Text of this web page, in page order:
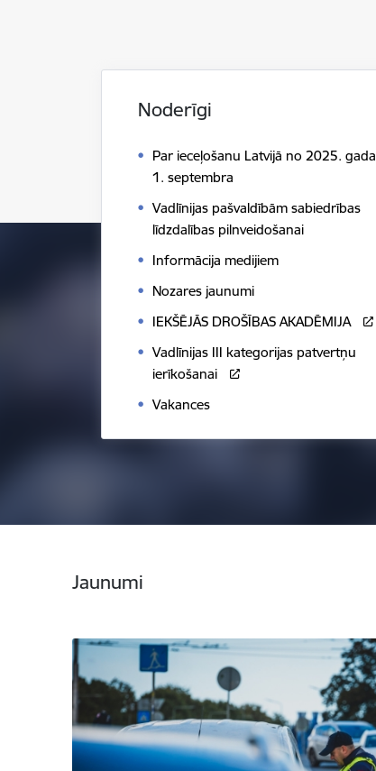
Noderīgi
Par ieceļošanu Latvijā no 2025. gada
1. septembra
Vadlīnijas pašvaldībām sabiedrības
līdzdalības pilnveidošanai
Informācija medijiem
Nozares jaunumi
IEKŠĒJĀS DROŠĪBAS AKADĒMIJA
Vadlīnijas III kategorijas patvertņu
ierīkošanai
Vakances
Jaunumi